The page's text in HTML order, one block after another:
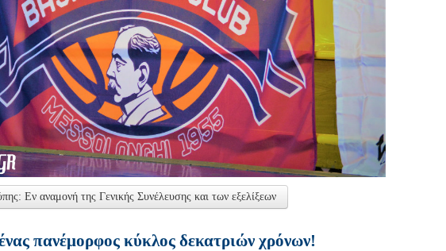
Εν αναμονή της Γενικής Συνέλευσης και των εξελίξεων
πανέμορφος κύκλος δεκατριών χρόνων!